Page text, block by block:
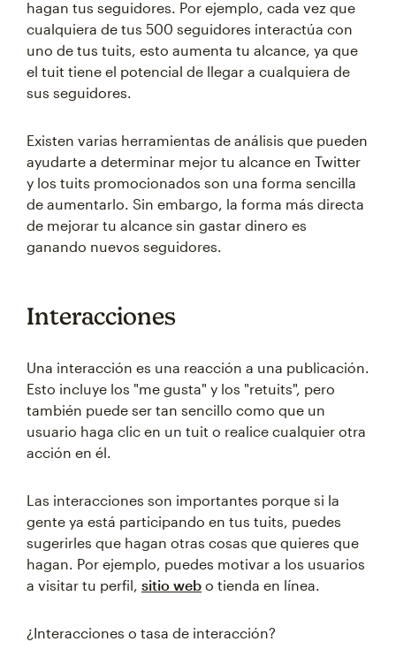
hagan tus seguidores. Por ejemplo, cada vez que
cualquiera de tus 500 seguidores interactúa con
uno de tus tuits, esto aumenta tu alcance, ya que
el tuit tiene el potencial de llegar a cualquiera de
sus seguidores.
Existen varias herramientas de análisis que pueden
ayudarte a determinar mejor tu alcance en Twitter
y los tuits promocionados son una forma sencilla
de aumentarlo. Sin embargo, la forma más directa
de mejorar tu alcance sin gastar dinero es
ganando nuevos seguidores.
Interacciones
Una interacción es una reacción a una publicación.
Esto incluye los "me gusta" y los "retuits", pero
también puede ser tan sencillo como que un
usuario haga clic en un tuit o realice cualquier otra
acción en él.
Las interacciones son importantes porque si la
gente ya está participando en tus tuits, puedes
sugerirles que hagan otras cosas que quieres que
hagan. Por ejemplo, puedes motivar a los usuarios
a visitar tu perfil, sitio web o tienda en línea.
¿Interacciones o tasa de interacción?